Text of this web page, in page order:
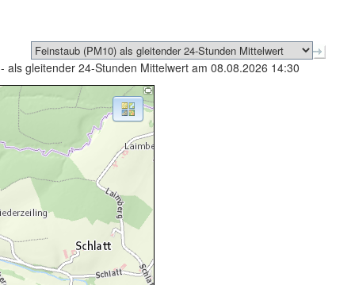
- als gleitender 24-Stunden Mittelwert am 08.08.2026 14:30